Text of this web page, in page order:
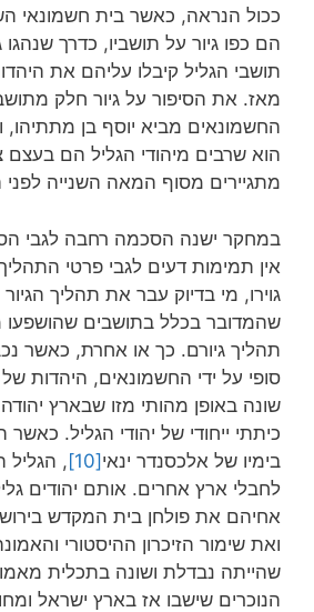
ככול הנראה, כאשר בית חשמונאי
הם כפו גיור על תושביו, כדרך
תושבי הגליל קיבלו עליהם את
מאז. את הסיפור על גיור חלק
החשמונאים מביא יוסף בן מתתיהו,
הוא שרבים מיהודי הגליל הם
מתגיירים מסוף המאה השנייה לפני
במחקר ישנה הסכמה רחבה לגבי
אין תמימות דעים לגבי פרטי
גוירו, מי בדיוק עבר את תהליך
שהמדובר בכלל בתושבים שהושפעו
תהליך גיורם. כך או אחרת, כאשר
סופי על ידי החשמונאים, היהדות
שונה באופן מהותי מזו שבארץ יהודה,
כיתתי ייחודי של יהודי הגליל. כאשר
בימיו של אלכסנדר ינאי[10]
, הגליל
לחבלי ארץ אחרים. אותם יהודים
אחיהם את פולחן בית המקדש
ואת שימור הזיכרון ההיסטורי
שהייתה נבדלת ושונה בתכלית
הנוכרים שישבו אז בארץ ישראל